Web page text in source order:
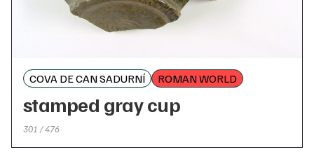
COVA DE CAN SADURNÍ ROMAN WORLD
stamped gray cup
301 / 476